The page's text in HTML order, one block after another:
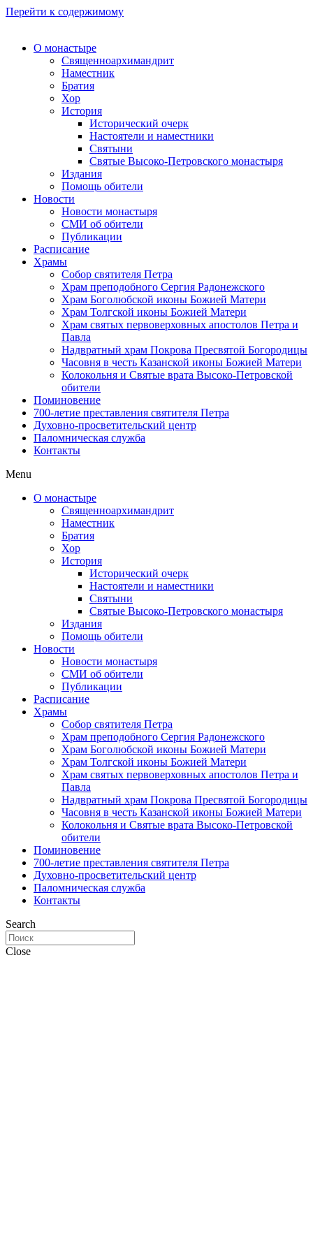
Перейти к содержимому
О монастыре
Священноархимандрит
Наместник
Братия
Хор
История
Исторический очерк
Настоятели и наместники
Святыни
Святые Высоко-Петровского монастыря
Издания
Помощь обители
Новости
Новости монастыря
СМИ об обители
Публикации
Расписание
Храмы
Собор святителя Петра
Храм преподобного Сергия Радонежского
Храм Боголюбской иконы Божией Матери
Храм Толгской иконы Божией Матери
Храм святых первоверховных апостолов Петра и
Павла
Надвратный храм Покрова Пресвятой Богородицы
Часовня в честь Казанской иконы Божией Матери
Колокольня и Святые врата Высоко-Петровской
обители
Поминовение
700-летие преставления святителя Петра
Духовно-просветительский центр
Паломническая служба
Контакты
Menu
О монастыре
Священноархимандрит
Наместник
Братия
Хор
История
Исторический очерк
Настоятели и наместники
Святыни
Святые Высоко-Петровского монастыря
Издания
Помощь обители
Новости
Новости монастыря
СМИ об обители
Публикации
Расписание
Храмы
Собор святителя Петра
Храм преподобного Сергия Радонежского
Храм Боголюбской иконы Божией Матери
Храм Толгской иконы Божией Матери
Храм святых первоверховных апостолов Петра и
Павла
Надвратный храм Покрова Пресвятой Богородицы
Часовня в честь Казанской иконы Божией Матери
Колокольня и Святые врата Высоко-Петровской
обители
Поминовение
700-летие преставления святителя Петра
Духовно-просветительский центр
Паломническая служба
Контакты
Search
Close